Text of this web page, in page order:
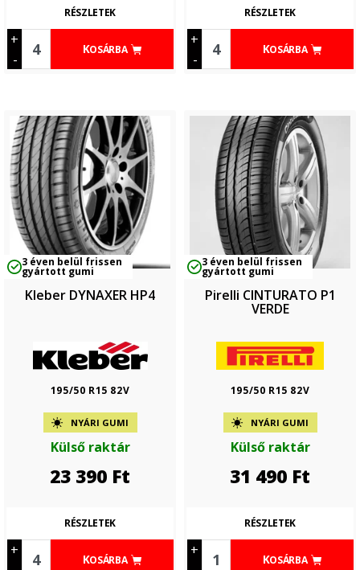
+
-
KOSÁRBA
RÉSZLETEK
+
-
KOSÁRBA
RÉSZLETEK
3 éven belül frissen
gyártott gumi
Kleber DYNAXER HP4
195/50 R15 82V
NYÁRI GUMI
Külső raktár
23 390 Ft
+
KOSÁRBA
RÉSZLETEK
3 éven belül frissen
gyártott gumi
Pirelli CINTURATO P1
VERDE
195/50 R15 82V
NYÁRI GUMI
Külső raktár
31 490 Ft
+
KOSÁRBA
RÉSZLETEK